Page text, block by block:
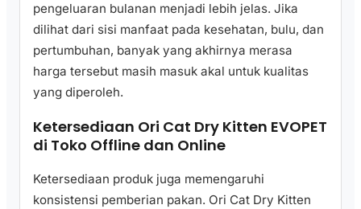
pengeluaran bulanan menjadi lebih jelas. Jika
dilihat dari sisi manfaat pada kesehatan, bulu, dan
pertumbuhan, banyak yang akhirnya merasa
harga tersebut masih masuk akal untuk kualitas
yang diperoleh.
Ketersediaan Ori Cat Dry Kitten EVOPET
di Toko Offline dan Online
Ketersediaan produk juga memengaruhi
konsistensi pemberian pakan. Ori Cat Dry Kitten